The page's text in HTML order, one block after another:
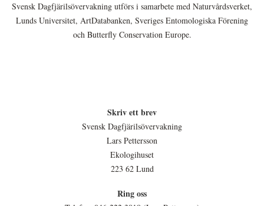
Svensk Dagfjärilsövervakning utförs i samarbete med Naturvårdsverket,
Lunds Universitet, ArtDatabanken, Sveriges Entomologiska Förening
och Butterfly Conservation Europe.
Skriv ett brev
Svensk Dagfjärilsövervakning
Lars Pettersson
Ekologihuset
223 62 Lund
Ring oss